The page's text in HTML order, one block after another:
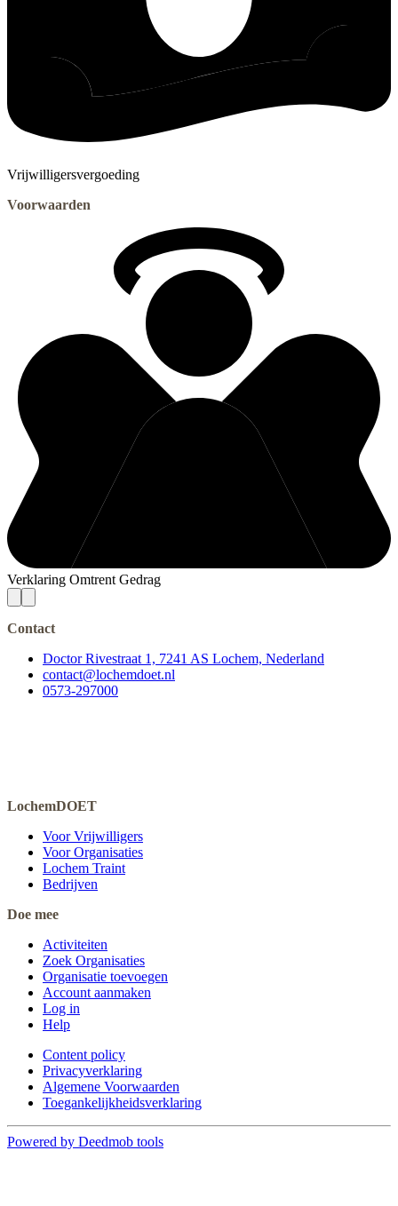
Vrijwilligersvergoeding
Voorwaarden
Verklaring Omtrent Gedrag
Contact
Doctor Rivestraat 1, 7241 AS Lochem, Nederland
contact@lochemdoet.nl
0573-297000
LochemDOET
Voor Vrijwilligers
Voor Organisaties
Lochem Traint
Bedrijven
Doe mee
Activiteiten
Zoek Organisaties
Organisatie toevoegen
Account aanmaken
Log in
Help
Content policy
Privacyverklaring
Algemene Voorwaarden
Toegankelijkheidsverklaring
Powered by Deedmob tools